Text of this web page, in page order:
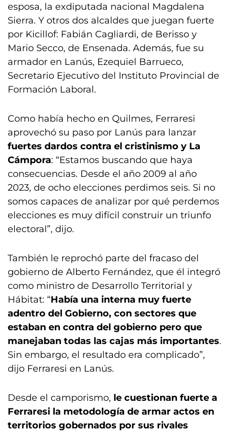
esposa, la exdiputada nacional Magdalena
Sierra. Y otros dos alcaldes que juegan fuerte
por Kicillof: Fabián Cagliardi, de Berisso y
Mario Secco, de Ensenada. Además, fue su
armador en Lanús, Ezequiel Barrueco,
Secretario Ejecutivo del Instituto Provincial de
Formación Laboral.
Como había hecho en Quilmes, Ferraresi
aprovechó su paso por Lanús para lanzar
fuertes dardos contra el cristinismo y La
Cámpora: “Estamos buscando que haya
consecuencias. Desde el año 2009 al año
2023, de ocho elecciones perdimos seis. Si no
somos capaces de analizar por qué perdemos
elecciones es muy difícil construir un triunfo
electoral”, dijo.
También le reprochó parte del fracaso del
gobierno de Alberto Fernández, que él integró
como ministro de Desarrollo Territorial y
Hábitat: “Había una interna muy fuerte
adentro del Gobierno, con sectores que
estaban en contra del gobierno pero que
manejaban todas las cajas más importantes.
Sin embargo, el resultado era complicado”,
dijo Ferraresi en Lanús.
Desde el camporismo, le cuestionan fuerte a
Ferraresi la metodología de armar actos en
territorios gobernados por sus rivales